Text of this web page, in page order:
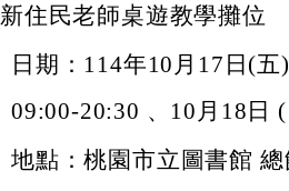
新住民老師桌遊教學攤位
日期：114年10月17日(
09:00-20:30 、10月18日 (
地點：桃園市立圖書館 總